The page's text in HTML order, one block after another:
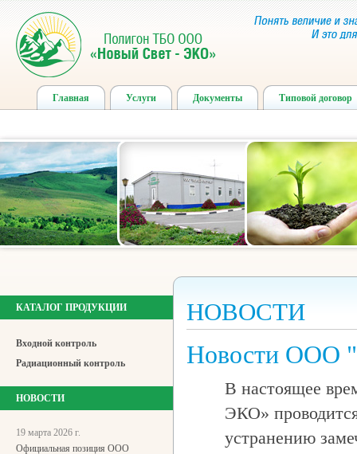
Главная Услуги Документы Типовой договор
КАТАЛОГ ПРОДУКЦИИ
Входной контроль
Радиационный контроль
НОВОСТИ
19 марта 2026 г.
Официальная позиция ООО
НОВОСТИ
Новости ООО
В настоящее
ЭКО»
устранению